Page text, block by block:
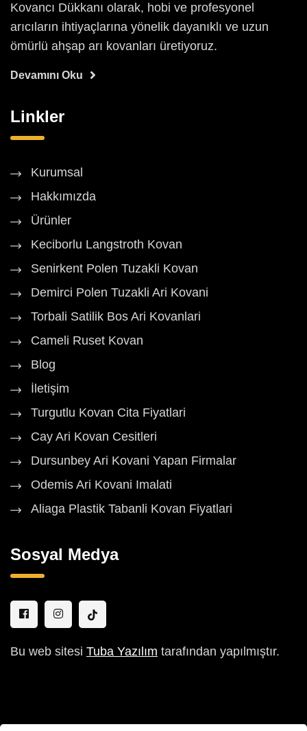
Kovancı Dükkanı olarak, hobi ve profesyonel
arıcıların ihtiyaçlarına yönelik dayanıklı ve uzun
ömürlü ahşap arı kovanları üretiyoruz.
Devamını Oku
Linkler
Kurumsal
Hakkımızda
Ürünler
Keciborlu Langstroth Kovan
Senirkent Polen Tuzakli Kovan
Demirci Polen Tuzakli Ari Kovani
Torbali Satilik Bos Ari Kovanlari
Cameli Ruset Kovan
Blog
İletişim
Turgutlu Kovan Cita Fiyatlari
Cay Ari Kovan Cesitleri
Dursunbey Ari Kovani Yapan Firmalar
Odemis Ari Kovani Imalati
Aliaga Plastik Tabanli Kovan Fiyatlari
Sosyal Medya
Bu web sitesi Tuba Yazılım tarafından yapılmıştır.